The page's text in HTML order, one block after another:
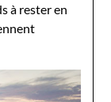
à rester en